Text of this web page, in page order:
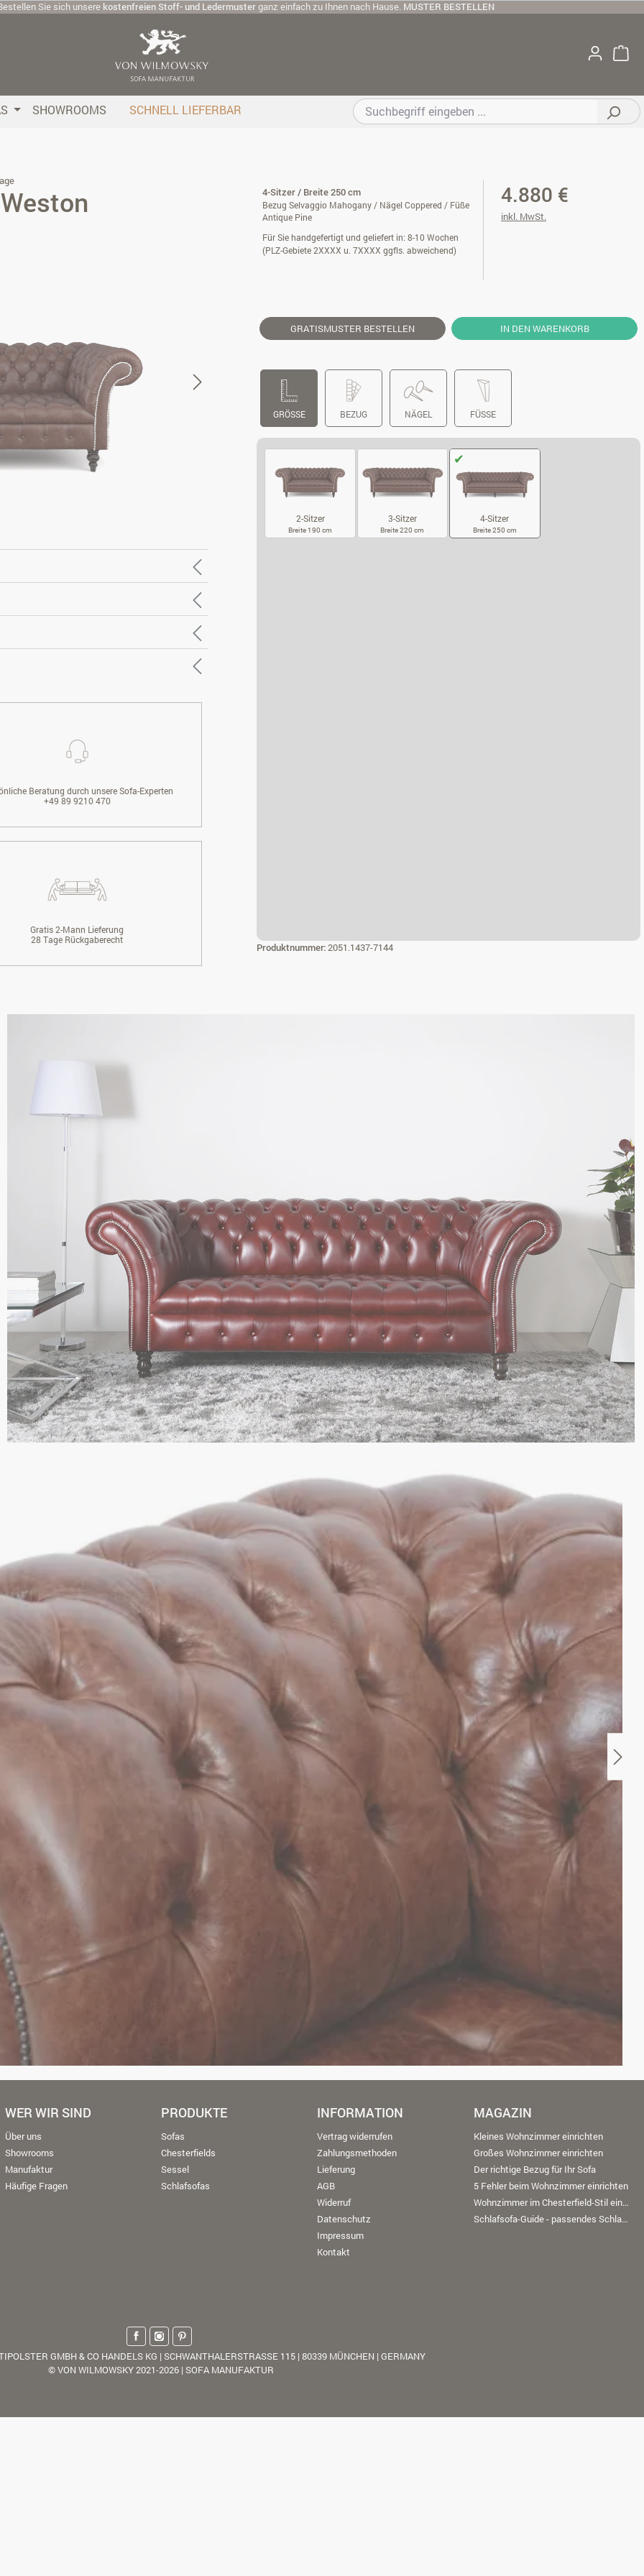
Sie sich unsere kostenfreien Stoff- und Ledermusterganz einfach zu Ihnen nach Hause. MUSTER BESTELLEN
SHOWROOMS SCHNELL LIEFERBAR
4-Sitzer / Breite 250 cm
Bezug Selvaggio Mahogany / Nägel Coppered / Füße
Antique Pine
Für Sie handgefertigt und geliefert in: 8-10 Wochen
(PLZ-Gebiete 2XXXX u. 7XXXX ggfls. abweichend)
4.880 €
inkl. MwSt.
GRATISMUSTER BESTELLEN IN DEN WARENKORB
GRÖSSE BEZUG NÄGEL FÜSSE
2-Sitzer
Breite 190 cm
3-Sitzer
Breite 220 cm
4-Sitzer
Breite 250 cm
Produktnummer:2051.1437-7144
Beratung durch unsere Sofa-Experten
+49 89 9210 470
Gratis 2-Mann Lieferung
28 Tage Rückgaberecht
WER WIR SIND
Über uns
Showrooms
Manufaktur
Häufige Fragen
PRODUKTE
Sofas
Chesterfields
Sessel
Schlafsofas
INFORMATION
Vertrag widerrufen
Zahlungsmethoden
Lieferung
AGB
Widerruf
Datenschutz
Impressum
Kontakt
MAGAZIN
Kleines Wohnzimmer einrichten
Großes Wohnzimmer einrichten
Der richtige Bezug für Ihr Sofa
5 Fehler beim Wohnzimmer einrichten
Wohnzimmer im Chesterfield-Stil einrichten
Schlafsofa-Guide - passendes Schlafsofa finden
GMBH & CO HANDELS KG | SCHWANTHALERSTRASSE 115 | 80339 MÜNCHEN | GERMANY
© VON WILMOWSKY 2021-2026 | SOFA MANUFAKTUR